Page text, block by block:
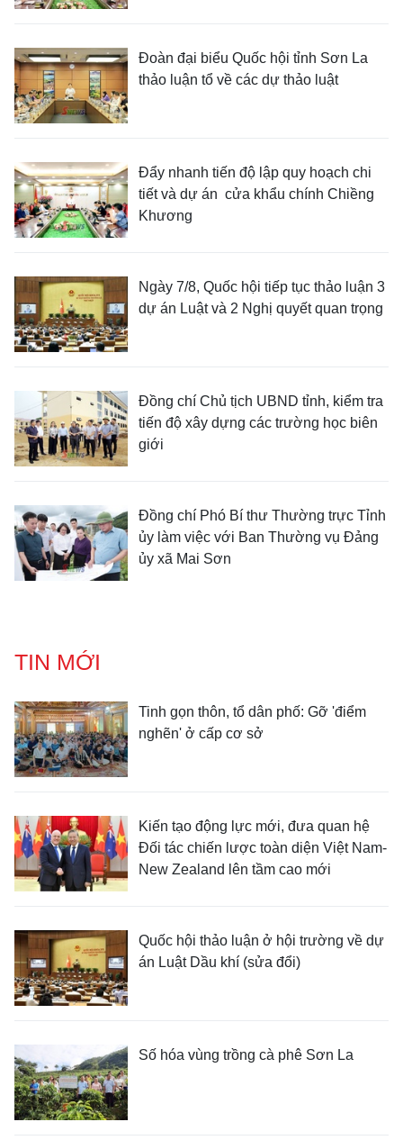
Đoàn đại biểu Quốc hội tỉnh Sơn La
thảo luận tổ về các dự thảo luật
Đẩy nhanh tiến độ lập quy hoạch chi
tiết và dự án cửa khẩu chính Chiềng
Khương
Ngày 7/8, Quốc hội tiếp tục thảo luận 3
dự án Luật và 2 Nghị quyết quan trọng
Đồng chí Chủ tịch UBND tỉnh, kiểm tra
tiến độ xây dựng các trường học biên
giới
Đồng chí Phó Bí thư Thường trực Tỉnh
ủy làm việc với Ban Thường vụ Đảng
ủy xã Mai Sơn
TIN MỚI
Tinh gọn thôn, tổ dân phố: Gỡ 'điểm
nghẽn' ở cấp cơ sở
Kiến tạo động lực mới, đưa quan hệ
Đối tác chiến lược toàn diện Việt Nam-
New Zealand lên tầm cao mới
Quốc hội thảo luận ở hội trường về dự
án Luật Dầu khí (sửa đổi)
Số hóa vùng trồng cà phê Sơn La